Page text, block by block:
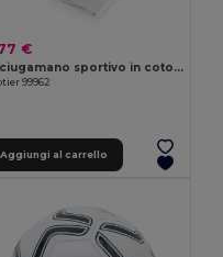
€
Asciugamano sportivo in cotone (380 g/m²)
99962
Aggiungi al carrello